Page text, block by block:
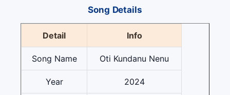
Song Details
Detail Info
Song Name Oti Kundanu Nenu
Year 2024